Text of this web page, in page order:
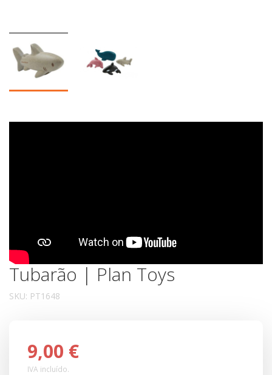
Tubarão | Plan Toys
SKU: PT1648
9,00 €
IVA incluído.